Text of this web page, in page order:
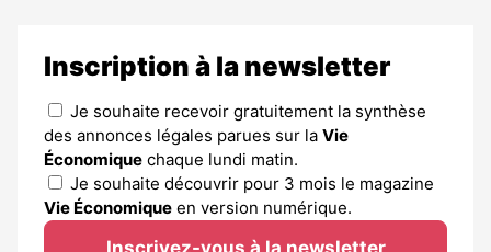
Inscription à la newsletter
Je souhaite recevoir gratuitement la synthèse
des annonces légales parues sur la Vie
Économique chaque lundi matin.
Je souhaite découvrir pour 3 mois le magazine
Vie Économique en version numérique.
Inscrivez-vous à la newsletter